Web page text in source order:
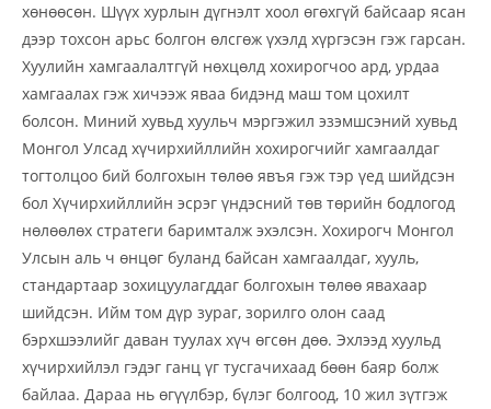
хөнөөсөн. Шүүх хурлын дүгнэлт хоол өгөхгүй байсаар ясан
дээр тохсон арьс болгон өлсгөж үхэлд хүргэсэн гэж гарсан.
Хуулийн хамгаалалтгүй нөхцөлд хохирогчоо ард, урдаа
хамгаалах гэж хичээж яваа бидэнд маш том цохилт
болсон. Миний хувьд хуульч мэргэжил эзэмшсэний хувьд
Монгол Улсад хүчирхийллийн хохирогчийг хамгаалдаг
тогтолцоо бий болгохын төлөө явъя гэж тэр үед шийдсэн
бол Хүчирхийллийн эсрэг үндэсний төв төрийн бодлогод
нөлөөлөх стратеги баримталж эхэлсэн. Хохирогч Монгол
Улсын аль ч өнцөг буланд байсан хамгаалдаг, хууль,
стандартаар зохицуулагддаг болгохын төлөө явахаар
шийдсэн. Ийм том дүр зураг, зорилго олон саад
бэрхшээлийг даван туулах хүч өгсөн дөө. Эхлээд хуульд
хүчирхийлэл гэдэг ганц үг тусгачихаад бөөн баяр болж
байлаа. Дараа нь өгүүлбэр, бүлэг болгоод, 10 жил зүтгэж